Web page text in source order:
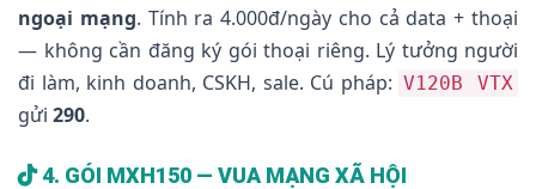
ngoại mạng. Tính ra 4.000đ/ngày cho cả data + thoại
— không cần đăng ký gói thoại riêng. Lý tưởng người
đi làm, kinh doanh, CSKH, sale. Cú pháp: V120B VTX
gửi 290.
4. GÓI MXH150 — VUA MẠNG XÃ HỘI